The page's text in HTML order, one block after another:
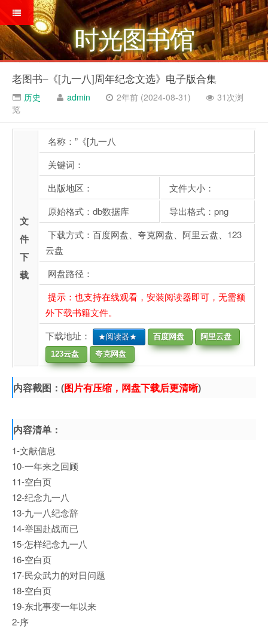
时光图书馆
老图书–《[九一八]周年纪念文选》电子版合集
历史 admin 2年前 (2024-08-31)
31次浏
览
文
件
下
载
名称：”《[九一八
关键词：
出版地区：
文件大小：
原始格式：db数据库
导出格式：png
下载方式：百度网盘、夸克网盘、阿里云盘、123
云盘
网盘路径：
提示：也支持在线观看，安装阅读器即可，无需额
外下载书籍文件。
下载地址：
★阅读器★ 百度网盘
阿里云盘
123云盘
夸克网盘
内容截图：(图片有压缩，网盘下载后更清晰)
内容清单：
1-文献信息
10-一年来之回顾
11-空白页
12-纪念九一八
13-九一八纪念辞
14-举国赴战而已
15-怎样纪念九一八
16-空白页
17-民众武力的对日问题
18-空白页
19-东北事变一年以来
2-序